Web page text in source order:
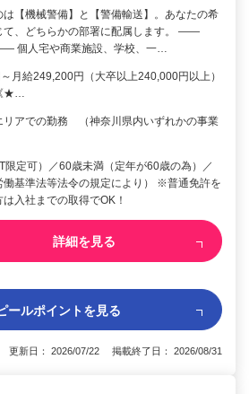
は【機械警備】と【警備輸送】。あなたの希
て、どちらかの部署に配属します。 ――
個人宅や商業施設、学校、一…
月給249,200円（大卒以上240,000円以上）
★…
リアでの勤務 （神奈川県内いずれかの事業
限定可）／60歳未満（定年が60歳の為）／
基準法等法令の規定により） ※普通免許を
入社までの取得でOK！
詳細を見る
ールポイントを見る
更新日： 2026/07/22 掲載終了日： 2026/08/31